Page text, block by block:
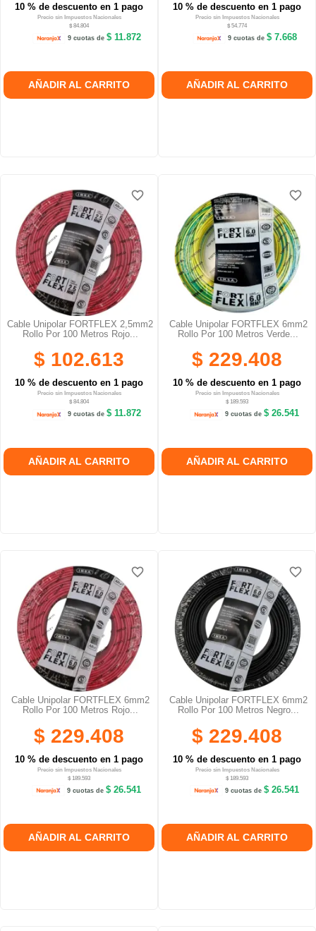
10 % de descuento en 1 pago
Precio sin Impuestos Nacionales
$ 84.804
9 cuotas de $ 11.872
AÑADIR AL CARRITO
10 % de descuento en 1 pago
Precio sin Impuestos Nacionales
$ 54.774
9 cuotas de $ 7.668
AÑADIR AL CARRITO
Cable Unipolar FORTFLEX 2,5mm2
Rollo Por 100 Metros Rojo...
$ 102.613
10 % de descuento en 1 pago
Precio sin Impuestos Nacionales
$ 84.804
9 cuotas de $ 11.872
AÑADIR AL CARRITO
favorite_border
favorite_border
favorite_border
Cable Unipolar FORTFLEX 6mm2
Rollo Por 100 Metros Verde...
$ 229.408
10 % de descuento en 1 pago
Precio sin Impuestos Nacionales
$ 189.593
9 cuotas de$ 26.541
AÑADIR AL CARRITO
favorite_border
favorite_border
favorite_border
Cable Unipolar FORTFLEX 6mm2
Rollo Por 100 Metros Rojo...
$ 229.408
10 % de descuento en 1 pago
Precio sin Impuestos Nacionales
$ 189.593
9 cuotas de$ 26.541
AÑADIR AL CARRITO
favorite_border
favorite_border
favorite_border
Cable Unipolar FORTFLEX 6mm2
Rollo Por 100 Metros Negro...
$ 229.408
10 % de descuento en 1 pago
Precio sin Impuestos Nacionales
$ 189.593
9 cuotas de$ 26.541
AÑADIR AL CARRITO
favorite_border
favorite_border
favorite_border